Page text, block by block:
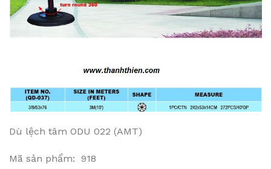
Dù lệch tâm ODU 022 (AMT)
Mã sản phẩm: 918